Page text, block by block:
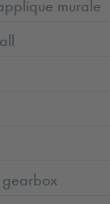
murale